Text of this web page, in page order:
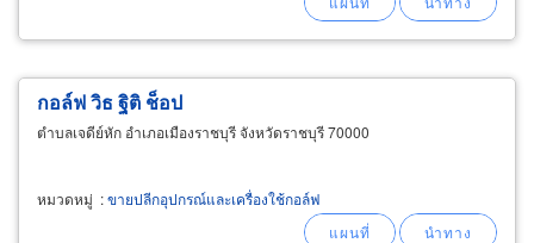
กอล์ฟ วิธ ฐิติ ช็อป
ตำบลเจดีย์หัก อำเภอเมืองราชบุรี จังหวัดราชบุรี 70000
หมวดหมู่ :ขายปลีกอุปกรณ์และเครื่องใช้กอล์ฟ